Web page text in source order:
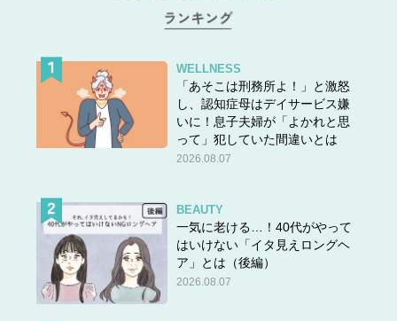
目が重なってしまいました。
「忙しくてトイレに行けないまま会議が始まってしまった
んです。そのせいで、会議中に生理漏れでトイレに駆け込
む羽目に……急いで会議室に戻ると気まずい雰囲気で身の
置き場がありませんでした」
WELLNESS
「あそこは刑務所よ！」と激怒
し、認知症母はデイサービス嫌
いに！息子夫婦が「よかれと思
って」犯していた間違いとは
2026.08.07
BEAUTY
一気に老ける…！40代がやって
はいけない「イタ見えロングヘ
ア」とは（後編）
2026.08.07